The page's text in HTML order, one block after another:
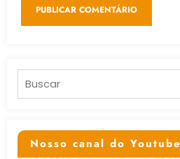
Pesquisar
Nosso canal do Youtube